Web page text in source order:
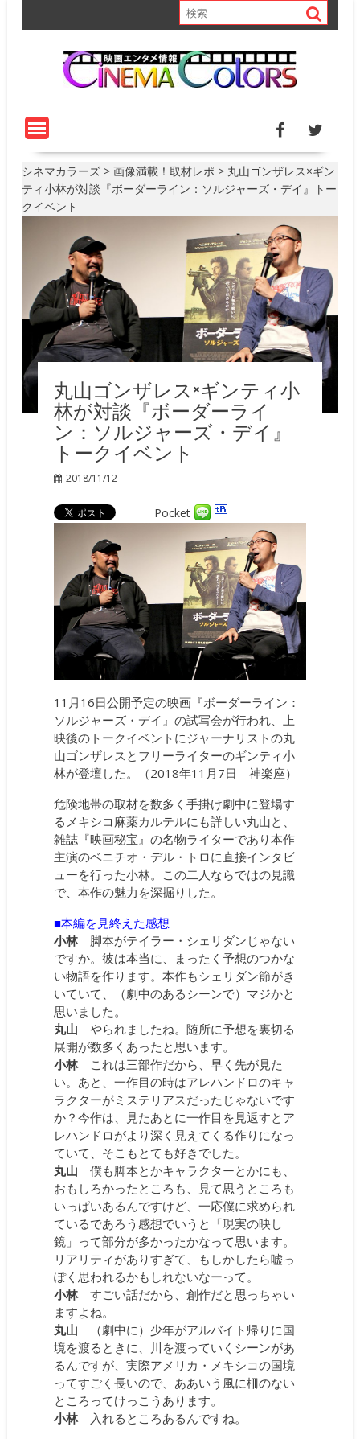
シネマカラーズ >画像満載！取材レポ > 丸山ゴンザレス×ギン
ティ小林が対談『ボーダーライン：ソルジャーズ・デイ』トー
クイベント
丸山ゴンザレス×ギンティ小
林が対談『ボーダーライ
ン：ソルジャーズ・デイ』
トークイベント
2018/11/12
Pocket
11月16日公開予定の映画『ボーダーライン：
ソルジャーズ・デイ』の試写会が行われ、上
映後のトークイベントにジャーナリストの丸
山ゴンザレスとフリーライターのギンティ小
林が登壇した。（2018年11月7日 神楽座）
危険地帯の取材を数多く手掛け劇中に登場す
るメキシコ麻薬カルテルにも詳しい丸山と、
雑誌『映画秘宝』の名物ライターであり本作
主演のベニチオ・デル・トロに直接インタビ
ューを行った小林。この二人ならではの見識
で、本作の魅力を深掘りした。
■本編を見終えた感想
小林脚本がテイラー・シェリダンじゃない
ですか。彼は本当に、まったく予想のつかな
い物語を作ります。本作もシェリダン節がき
いていて、（劇中のあるシーンで）マジかと
思いました。
丸山 やられましたね。随所に予想を裏切る
展開が数多くあったと思います。
小林これは三部作だから、早く先が見た
い。あと、一作目の時はアレハンドロのキャ
ラクターがミステリアスだったじゃないです
か？今作は、見たあとに一作目を見返すとア
レハンドロがより深く見えてくる作りになっ
ていて、そこもとても好きでした。
丸山 僕も脚本とかキャラクターとかにも、
おもしろかったところも、見て思うところも
いっぱいあるんですけど、一応僕に求められ
ているであろう感想でいうと「現実の映し
鏡」って部分が多かったかなって思います。
リアリティがありすぎて、もしかしたら嘘っ
ぽく思われるかもしれないなーって。
小林すごい話だから、創作だと思っちゃい
ますよね。
丸山 （劇中に）少年がアルバイト帰りに国
境を渡るときに、川を渡っていくシーンがあ
るんですが、実際アメリカ・メキシコの国境
ってすごく長いので、ああいう風に柵のない
ところってけっこうあります。
小林入れるところあるんですね。